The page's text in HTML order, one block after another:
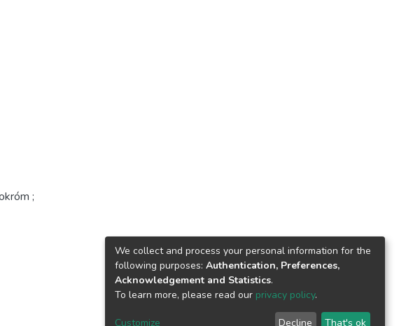
;
We collect and process your personal information for the
following purposes: Authentication, Preferences,
Acknowledgement and Statistics.
To learn more, please read our privacy policy.
Customize Decline That's ok